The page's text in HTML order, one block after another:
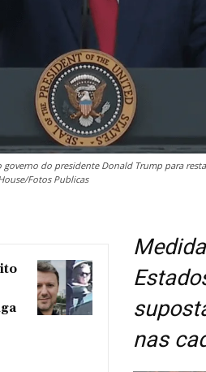
do presidente Donald Trump para
Fotos Publicas
nas